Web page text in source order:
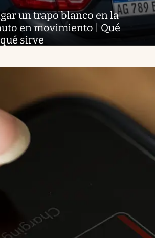
un trapo blanco en la
en movimiento | Qué
sirve